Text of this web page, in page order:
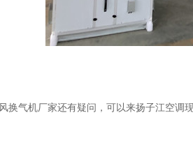
换气机厂家还有疑问，可以来扬子江空调